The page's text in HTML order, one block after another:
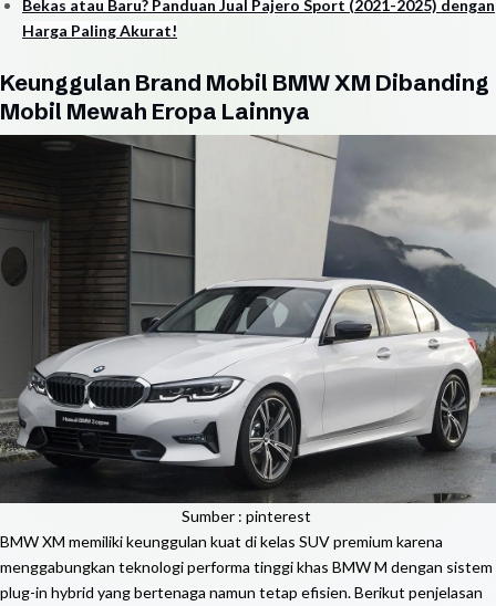
Bekas atau Baru? Panduan Jual Pajero Sport (2021-2025) dengan
Harga Paling Akurat!
Keunggulan Brand Mobil BMW XM Dibanding
Mobil Mewah Eropa Lainnya
Sumber : pinterest
BMW XM memiliki keunggulan kuat di kelas SUV premium karena
menggabungkan teknologi performa tinggi khas BMW M dengan sistem
plug-in hybrid yang bertenaga namun tetap efisien. Berikut penjelasan